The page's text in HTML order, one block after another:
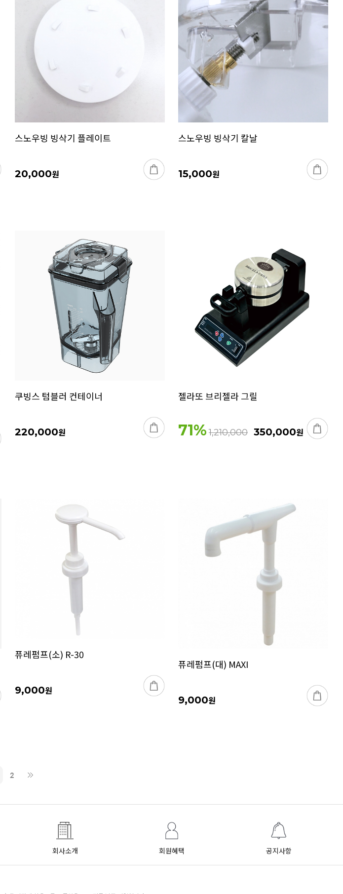
스노우빙 빙삭기 플레이트
20,000원
스노우빙 빙삭기 칼날
15,000원
쿠빙스 텀블러 컨테이너
220,000원
젤라또 브리젤라 그릴
71% 1,210,000 350,000원
퓨레펌프(소) R-30
9,000원
퓨레펌프(대) MAXI
9,000원
2
회사소개 회원혜택 공지사항